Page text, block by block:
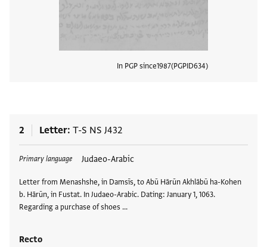
In PGP since1987 PGPID634
2 Letter T-S NS J432
Primary language Judaeo-Arabic
Letter from Menashshe, in Damsīs, to Abū Hārūn Akhlābū ha-Kohen
b. Hārūn, in Fustat. In Judaeo-Arabic. Dating: January 1, 1063.
Regarding a purchase of shoes …
Recto
Tags